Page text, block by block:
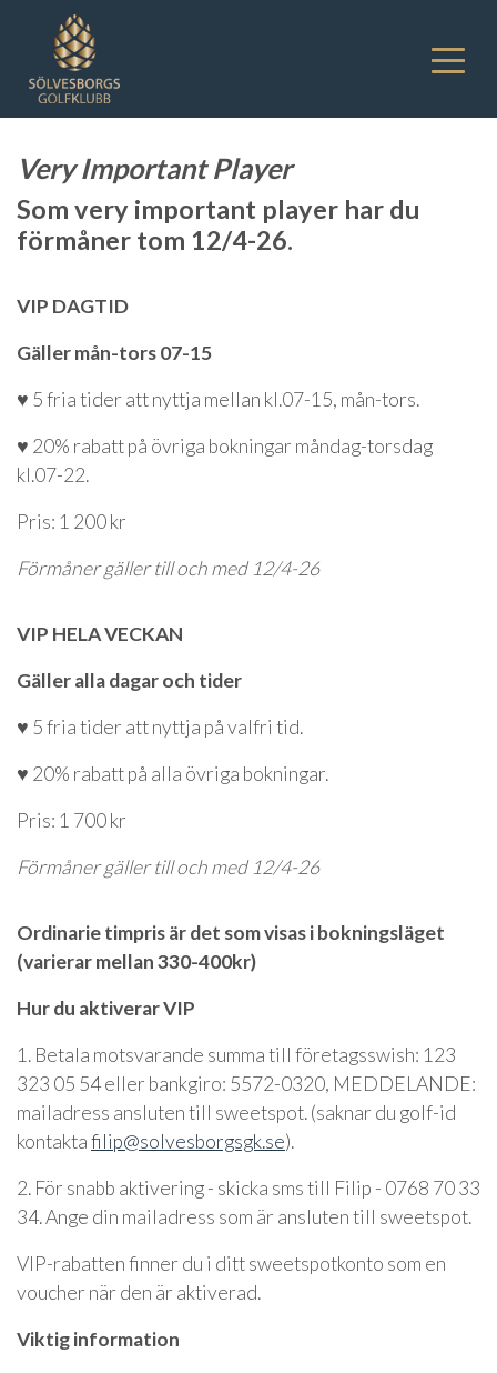
Very Important Player
Som very important player har du
förmåner tom 12/4-26.
VIP DAGTID
Gäller mån-tors 07-15
♥ 5 fria tider att nyttja mellan kl.07-15, mån-tors.
♥ 20% rabatt på övriga bokningar måndag-torsdag
kl.07-22.
Pris: 1 200 kr
Förmåner gäller till och med 12/4-26
VIP HELA VECKAN
Gäller alla dagar och tider
♥ 5 fria tider att nyttja på valfri tid.
♥ 20% rabatt på alla övriga bokningar.
Pris: 1 700 kr
Förmåner gäller till och med 12/4-26
Ordinarie timpris är det som visas i bokningsläget
(varierar mellan 330-400kr)
Hur du aktiverar VIP
1. Betala motsvarande summa till företagsswish: 123
323 05 54 eller bankgiro: 5572-0320, MEDDELANDE:
mailadress ansluten till sweetspot. (saknar du golf-id
kontaktafilip@solvesborgsgk.se).
2. För snabb aktivering - skicka sms till Filip - 0768 70 33
34. Ange din mailadress som är ansluten till sweetspot.
VIP-rabatten finner du i ditt sweetspotkonto som en
voucher när den är aktiverad.
Viktig information